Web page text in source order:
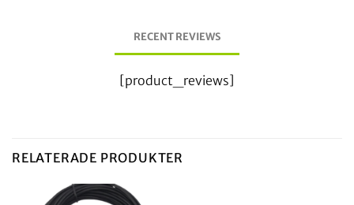
RECENT REVIEWS
[product_reviews]
RELATERADE PRODUKTER